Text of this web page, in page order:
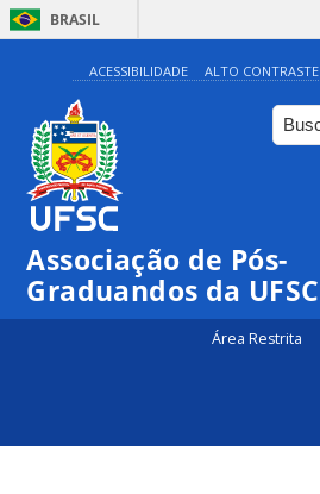
BRASIL
ACESSIBILIDADE ALTO CONTRASTE
Associação de Pós-
Graduandos da UFSC
Área Restrita